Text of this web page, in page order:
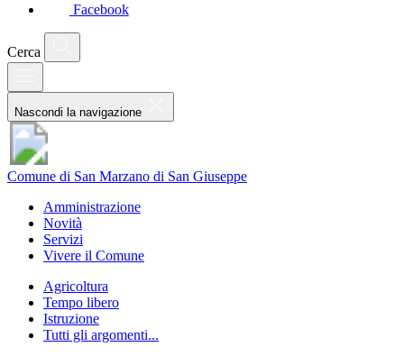
Facebook
Cerca
Nascondi la navigazione
Comune di San Marzano di San Giuseppe
Amministrazione
Novità
Servizi
Vivere il Comune
Agricoltura
Tempo libero
Istruzione
Tutti gli argomenti...